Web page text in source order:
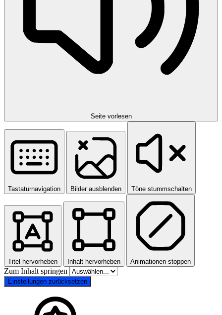
Seite vorlesen
Tastaturnavigation Bilder ausblenden Töne stummschalten
Titel hervorheben Inhalt hervorheben Animationen stoppen
Zum Inhalt springen
Einstellungen zurücksetzen